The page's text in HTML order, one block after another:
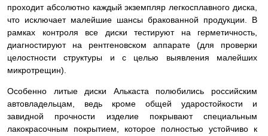
проходит абсолютно каждый экземпляр легкосплавного диска,
что исключает малейшие шансы бракованной продукции. В
рамках контроля все диски тестируют на герметичность,
диагностируют на рентгеновском аппарате (для проверки
целостности структуры и с целью выявления малейших
микротрещин).
Особенно литые диски Алькаста полюбились российским
автовладельцам, ведь кроме общей ударостойкости и
завидной прочности изделие покрывают специальным
лакокрасочным покрытием, которое полностью устойчиво к